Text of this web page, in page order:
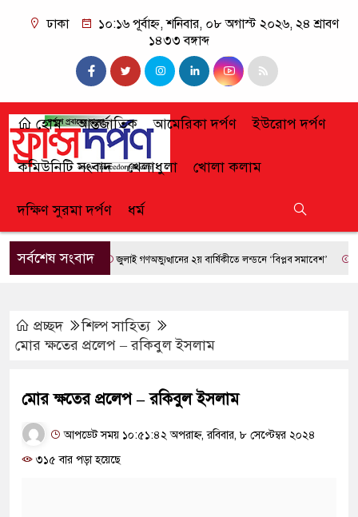
ঢাকা
১০:১৬ পূর্বাহ্ন, শনিবার, ০৮ অগাস্ট ২০২৬, ২৪ শ্রাবণ
১৪৩৩ বঙ্গাব্দ
হোম আন্তর্জাতিক আমেরিকা দর্পণ ইউরোপ দর্পণ
কমিউনিটি সংবাদ খেলাধুলা খোলা কলাম
দক্ষিণ সুরমা দর্পণ ধর্ম
সর্বশেষ সংবাদজুলাই গণঅভ্যুত্থানের ২য় বার্ষিকীতে লন্ডনে ‘বিপ্লব সমাবেশ’ ফ্রান্সে
প্রচ্ছদ
শিল্প সাহিত্য
মোর ক্ষতের প্রলেপ – রকিবুল ইসলাম
মোর ক্ষতের প্রলেপ – রকিবুল ইসলাম
আপডেট সময় ১০:৫১:৪২ অপরাহ্ন, রবিবার, ৮ সেপ্টেম্বর ২০২৪
৩১৫ বার পড়া হয়েছে